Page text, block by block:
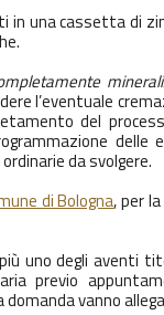
una cassetta di
l’eventuale
del
da svolgere.
di Bologna, per
uno degli aventi
previo
domanda vanno